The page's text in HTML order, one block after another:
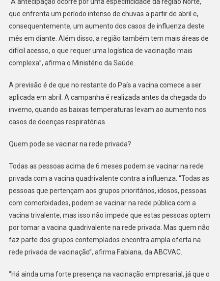
que enfrenta um período intenso de chuvas a partir de abril e,
consequentemente, um aumento dos casos de influenza deste
mês em diante. Além disso, a região também tem mais áreas de
difícil acesso, o que requer uma logística de vacinação mais
complexa”, afirma o Ministério da Saúde.
A previsão é de que no restante do País a vacina comece a ser
aplicada em abril. A campanha é realizada antes da chegada do
inverno, quando as baixas temperaturas levam ao aumento nos
casos de doenças respiratórias.
Quem pode se vacinar na rede privada?
Todas as pessoas acima de 6 meses podem se vacinar na rede
privada com a vacina quadrivalente contra a influenza. “Todas as
pessoas que pertençam aos grupos prioritários, idosos, pessoas
com comorbidades, podem se vacinar na rede pública com a
vacina trivalente, mas isso não impede que estas pessoas optem
por tomar a vacina quadrivalente na rede privada. Mas quem não
faz parte dos grupos contemplados encontra ampla oferta na
rede privada de vacinação”, afirma Fabiana, da ABCVAC.
“Há ainda uma forte presença na vacinação empresarial, já que o